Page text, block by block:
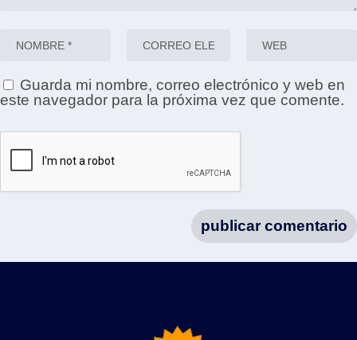
Guarda mi nombre, correo electrónico y web en
este navegador para la próxima vez que comente.